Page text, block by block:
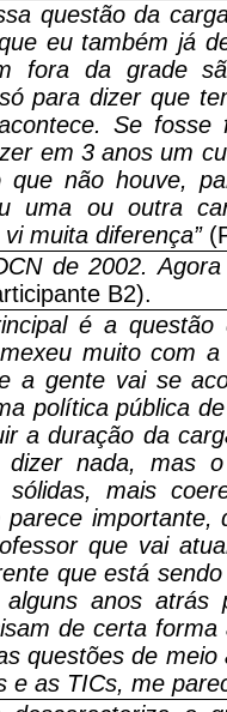
questão da
eu também já
fora da grade
para dizer que
Se
em 3 anos um
que não houve,
uma ou outra
muita diferença”
de 2002.
B2).
é a
muito com
a gente vai se
política pública
a duração da
nada, mas
sólidas, mais
que vai
que está
anos atrás
de certa
questões de
e as TICs, me